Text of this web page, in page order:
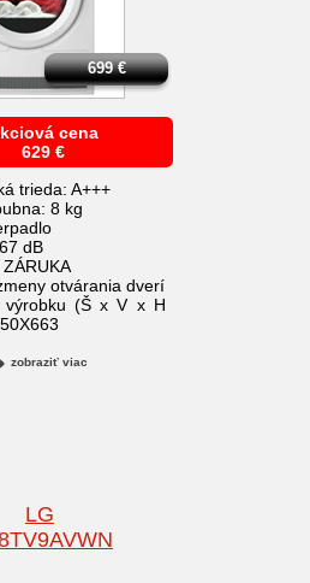
cena
629 €
trieda: A+++
8 kg
dB
ZÁRUKA
otvárania dverí
výrobku (Š x V x H
699€
zobraziť viac
LG